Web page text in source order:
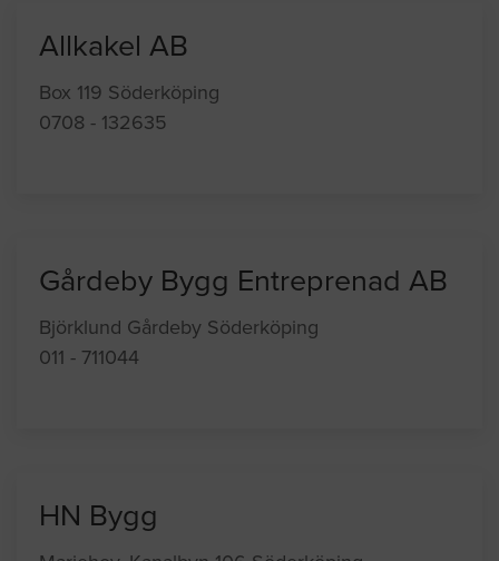
Allkakel AB
Box 119 Söderköping
0708 - 132635
Gårdeby Bygg Entreprenad AB
Björklund Gårdeby Söderköping
011 - 711044
HN Bygg